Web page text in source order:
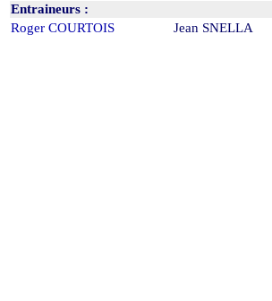
Entraineurs :
Roger COURTOIS
Jean SNELLA